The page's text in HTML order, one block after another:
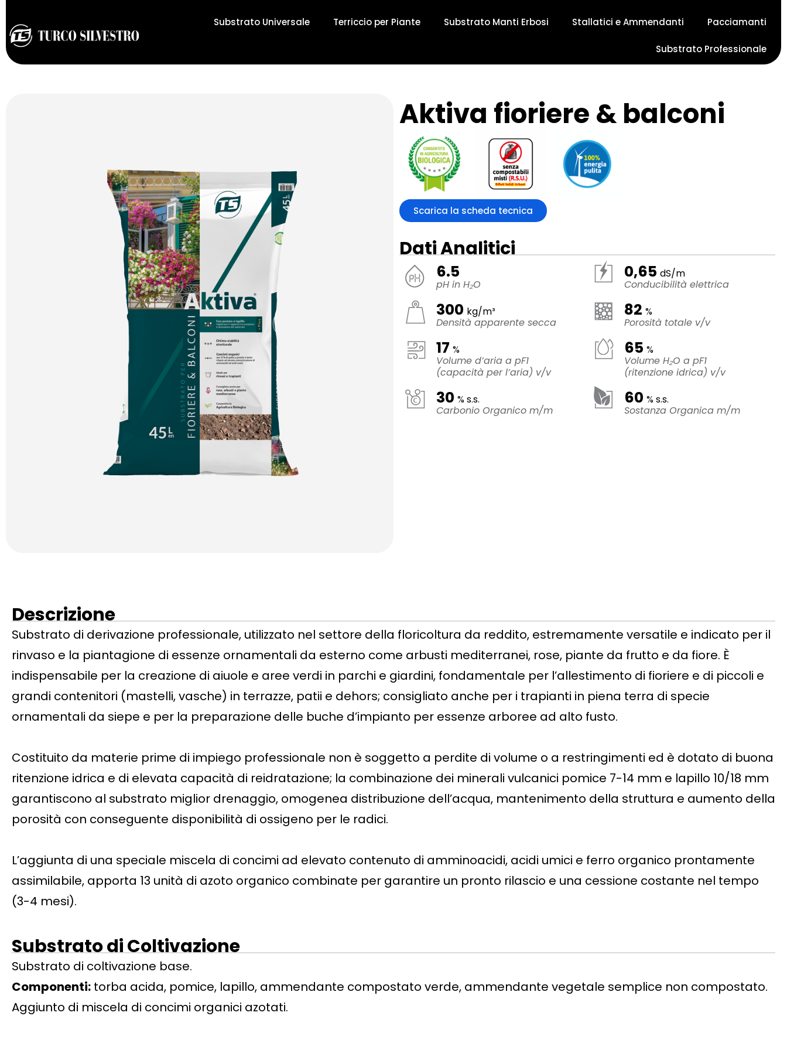
Substrato Universale Terriccio per Piante Substrato Manti Erbosi Stallatici e Ammendanti Pacciamanti
Substrato Professionale
Aktiva fioriere & balconi
Scarica la scheda tecnica
Dati Analitici
6.5
pH in H₂O
0,65 dS/m
Conducibilità elettrica
300 kg/m³
Densità apparente secca
82 %
Porosità totale v/v
17 %
Volume d’aria a pF1
(capacità per l’aria) v/v
65 %
Volume H₂O a pF1
(ritenzione idrica) v/v
30 % s.s.
Carbonio Organico m/m
60 % s.s.
Sostanza Organica m/m
Descrizione
Substrato di derivazione professionale, utilizzato nel settore della floricoltura da reddito, estremamente versatile e indicato per il
rinvaso e la piantagione di essenze ornamentali da esterno come arbusti mediterranei, rose, piante da frutto e da fiore. È
indispensabile per la creazione di aiuole e aree verdi in parchi e giardini, fondamentale per l’allestimento di fioriere e di piccoli e
grandi contenitori (mastelli, vasche) in terrazze, patii e dehors; consigliato anche per i trapianti in piena terra di specie
ornamentali da siepe e per la preparazione delle buche d’impianto per essenze arboree ad alto fusto.
Costituito da materie prime di impiego professionale non è soggetto a perdite di volume o a restringimenti ed è dotato di buona
ritenzione idrica e di elevata capacità di reidratazione; la combinazione dei minerali vulcanici pomice 7-14 mm e lapillo 10/18 mm
garantiscono al substrato miglior drenaggio, omogenea distribuzione dell’acqua, mantenimento della struttura e aumento della
porosità con conseguente disponibilità di ossigeno per le radici.
L’aggiunta di una speciale miscela di concimi ad elevato contenuto di amminoacidi, acidi umici e ferro organico prontamente
assimilabile, apporta 13 unità di azoto organico combinate per garantire un pronto rilascio e una cessione costante nel tempo
(3-4 mesi).
Substrato di Coltivazione
Substrato di coltivazione base.
Componenti: torba acida, pomice, lapillo, ammendante compostato verde, ammendante vegetale semplice non compostato.
Aggiunto di miscela di concimi organici azotati.